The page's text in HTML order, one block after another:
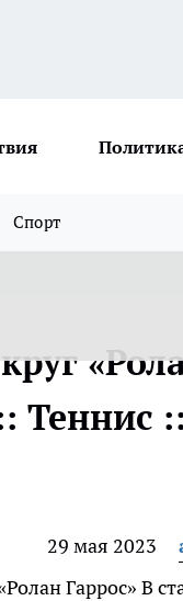
Спорт
Теннис
29 мая 2023
Гаррос» В